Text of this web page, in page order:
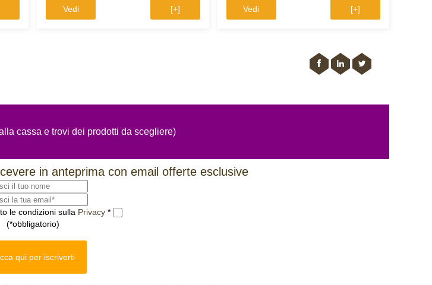
Vedi [+] Vedi [+]
cassa e trovi dei prodotti da scegliere)
in anteprima con email offerte esclusive
le condizioni sulla Privacy *
(*obbligatorio)
qui per iscriverti